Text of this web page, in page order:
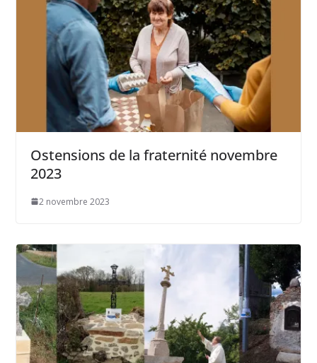
Ostensions de la fraternité novembre
2023
2 novembre 2023